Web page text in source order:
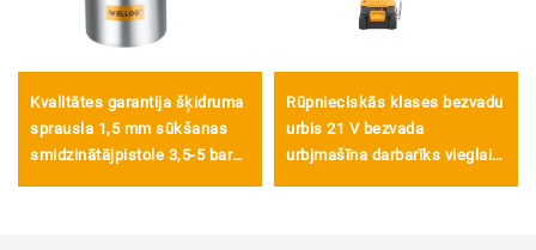
Kvalitātes garantija šķidruma
sprausla 1,5 mm sūkšanas
smidzinātājpistole 3,5-5 bar
Rūpnieciskās klases bezvadu
urbis 21 V bezvada
urbjmašīna darbarīks vieglai